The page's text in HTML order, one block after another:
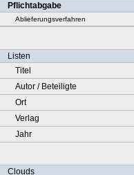
Pflichtabgabe
Ablieferungsverfahren
Listen
Titel
Autor / Beteiligte
Ort
Verlag
Jahr
Clouds